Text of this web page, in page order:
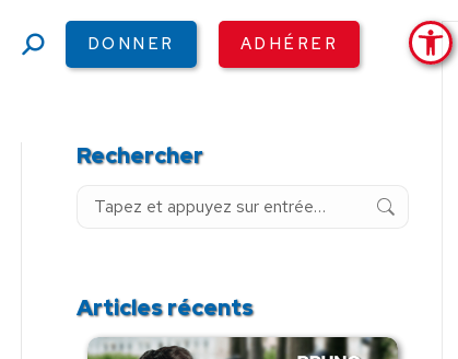
RechercheDONNER ADHÉRER
Rechercher
Recherche
Articles récents